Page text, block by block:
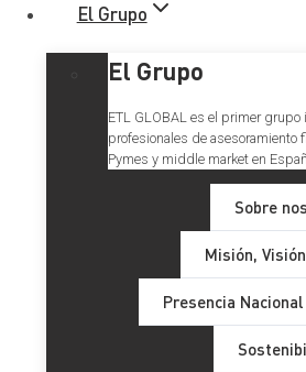
El Grupo
El Grupo
ETL GLOBAL es el primer
profesionales de asesoramiento
Pymes y middle market en
Sobre
Misión,
Presencia
Tributación de los
Loterías, rifas y